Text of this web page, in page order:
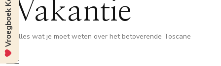
Vakantie
Alles wat je moet weten over het betoverende Toscane